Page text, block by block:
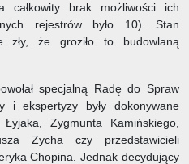
całkowity brak możliwości ich
rejestrów było 10). Stan
zły, że groziło to budowlaną
specjalną Radę do Spraw
i ekspertyzy były dokonywane
Zygmunta Kamińskiego,
Zycha czy przedstawicieli
Chopina. Jednak decydujący